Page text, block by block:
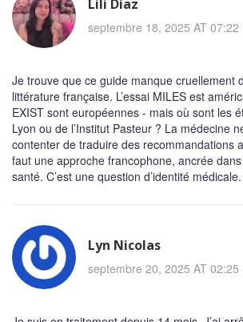
Lili Díaz
septembre 18, 2025 AT 07:22
Je trouve que ce guide manque cruellement
littérature française. L’essai MILES est
EXIST sont européennes - mais où sont les
Lyon ou de l’Institut Pasteur ? La médecine
contenter de traduire des recommandations
faut une approche francophone, ancrée
santé. C’est une question d’identité médicale.
Lyn Nicolas
septembre 20, 2025 AT 02:25